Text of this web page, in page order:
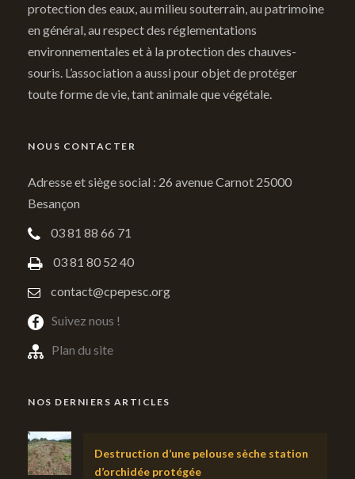
protection des eaux, au milieu souterrain, au patrimoine
en général, au respect des réglementations
environnementales et à la protection des chauves-
souris. L’association a aussi pour objet de protéger
toute forme de vie, tant animale que végétale.
NOUS CONTACTER
Adresse et siège social : 26 avenue Carnot 25000
Besançon
03 81 88 66 71
03 81 80 52 40
contact@cpepesc.org
Suivez nous !
Plan du site
NOS DERNIERS ARTICLES
Destruction d’une pelouse sèche station
d’orchidée protégée